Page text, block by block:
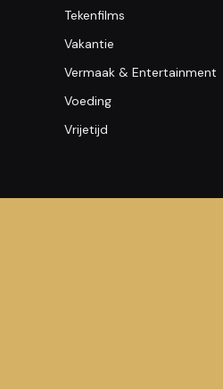
Tekenfilms
Vakantie
Vermaak & Entertainment
Voeding
Vrijetijd